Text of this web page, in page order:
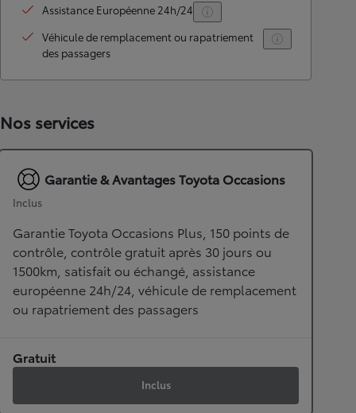
Assistance Européenne 24h/24
Véhicule de remplacement ou rapatriement
des passagers
Nos services
Garantie & Avantages Toyota Occasions
Inclus
Garantie Toyota Occasions Plus, 150 points de
contrôle, contrôle gratuit après 30 jours ou
1500km, satisfait ou échangé, assistance
européenne 24h/24, véhicule de remplacement
ou rapatriement des passagers
Gratuit
Inclus